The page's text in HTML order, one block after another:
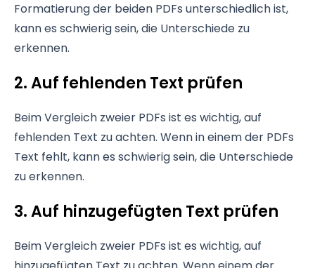
Formatierung der beiden PDFs unterschiedlich ist,
kann es schwierig sein, die Unterschiede zu
erkennen.
2. Auf fehlenden Text prüfen
Beim Vergleich zweier PDFs ist es wichtig, auf
fehlenden Text zu achten. Wenn in einem der PDFs
Text fehlt, kann es schwierig sein, die Unterschiede
zu erkennen.
3. Auf hinzugefügten Text prüfen
Beim Vergleich zweier PDFs ist es wichtig, auf